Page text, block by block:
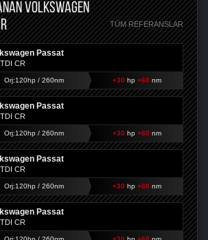
VOLKSWAGEN
TÜM REFERANSLAR
Passat
CR
Orj:120hp / 260nm +30 hp +60 nm
Passat
CR
Orj:120hp / 260nm +30 hp +60 nm
Passat
CR
Orj:120hp / 260nm +30 hp +60 nm
Passat
CR